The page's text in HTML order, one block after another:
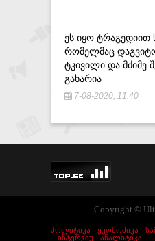
ᲔᲡ ᲘᲧᲝ ᲢᲠᲐᲒᲔᲓᲘᲘᲗ
ᲠᲝᲛᲔᲚᲛᲐᲪ
ᲢᲙᲘᲕᲘᲚᲘ ᲓᲐ ᲛᲫᲘᲛᲔ
ᲒᲐᲮᲐᲠᲘᲐ
7-08-2020, 11:40
Copyright ©
ᲞᲝᲚᲘᲢᲘᲙᲐ ᲔᲙᲝᲜᲝᲛᲘᲙᲐ
ᲘᲜᲢᲔᲠᲕᲘᲣ
ᲐᲜᲐᲚᲘᲢᲘᲙᲐ